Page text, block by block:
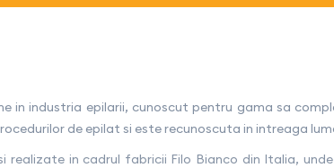
in industria epilarii, cunoscut pentru gama sa
de epilat si este recunoscuta in intreaga
realizate in cadrul fabricii Filo Bianco din Italia,